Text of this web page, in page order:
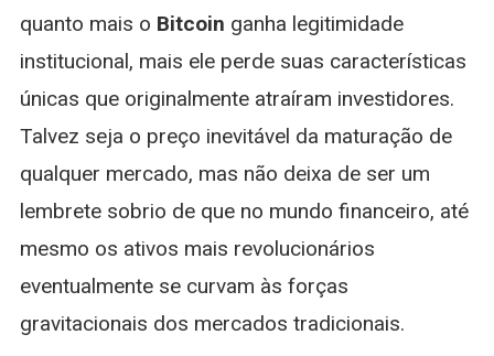
quanto mais o Bitcoin ganha legitimidade
institucional, mais ele perde suas características
únicas que originalmente atraíram investidores.
Talvez seja o preço inevitável da maturação de
qualquer mercado, mas não deixa de ser um
lembrete sobrio de que no mundo financeiro, até
mesmo os ativos mais revolucionários
eventualmente se curvam às forças
gravitacionais dos mercados tradicionais.